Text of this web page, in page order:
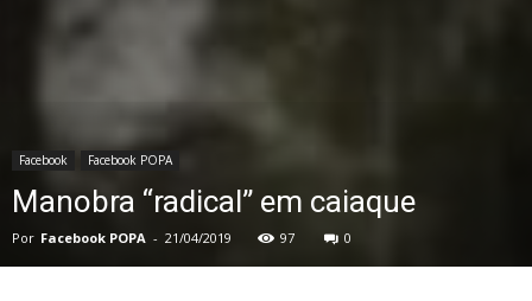
Facebook Facebook POPA
Manobra “radical” em caiaque
Por Facebook POPA - 21/04/2019 97 0